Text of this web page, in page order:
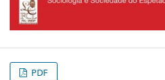
PDF